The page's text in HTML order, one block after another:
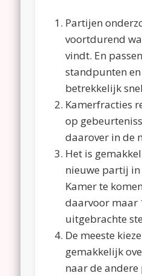
Partijen
voortdurend
vindt. En
standpunten
betrekkelijk
Kamerfracties
op
daarover in de
Het is
nieuwe partij in
Kamer te
daarvoor maar
uitgebrachte
De meeste
gemakkelijk
naar de